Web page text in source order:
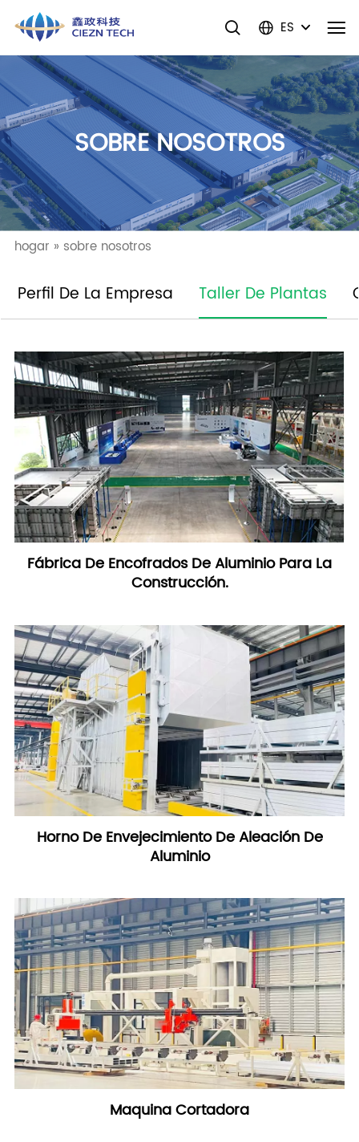
ES
SOBRE NOSOTROS
hogar » sobre nosotros
Perfil De La Empresa Taller De Plantas
Fábrica De Encofrados De Aluminio Para La
Construcción.
Horno De Envejecimiento De Aleación De
Aluminio
Maquina Cortadora